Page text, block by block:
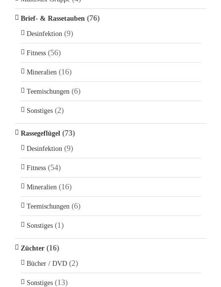
Brief- & Rassetauben (76)
Desinfektion (9)
Fitness (56)
Mineralien (16)
Teemischungen (6)
Sonstiges (2)
Rassegeflügel (73)
Desinfektion (9)
Fitness (54)
Mineralien (16)
Teemischungen (6)
Sonstiges (1)
Züchter (16)
Bücher / DVD (2)
Sonstiges (13)